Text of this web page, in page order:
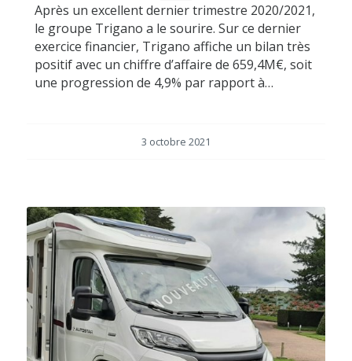
Après un excellent dernier trimestre 2020/2021,
le groupe Trigano a le sourire. Sur ce dernier
exercice financier, Trigano affiche un bilan très
positif avec un chiffre d’affaire de 659,4M€, soit
une progression de 4,9% par rapport à…
3 octobre 2021